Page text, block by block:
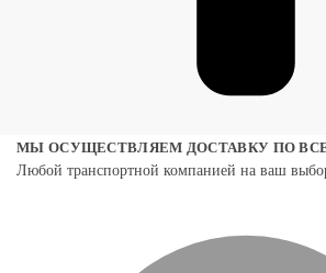
МЫ ОСУЩЕСТВЛЯЕМ ДОСТАВКУ ПО
Любой транспортной компанией на ваш